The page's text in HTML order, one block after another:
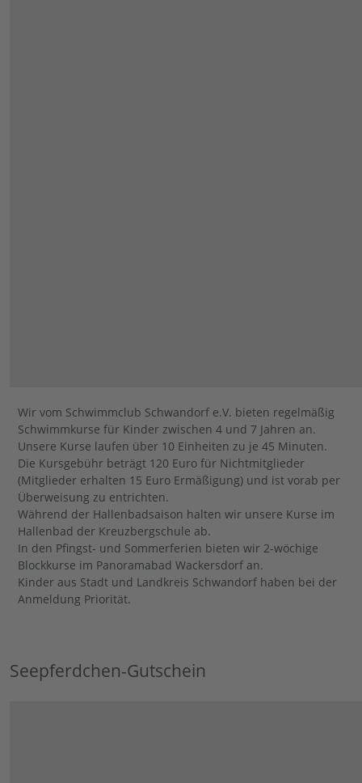
Wir vom Schwimmclub Schwandorf e.V. bieten regelmäßig
Schwimmkurse für Kinder zwischen 4 und 7 Jahren an.
Unsere Kurse laufen über 10 Einheiten zu je 45 Minuten.
Die Kursgebühr beträgt 120 Euro für Nichtmitglieder
(Mitglieder erhalten 15 Euro Ermäßigung) und ist vorab per
Überweisung zu entrichten.
Während der Hallenbadsaison halten wir unsere Kurse im
Hallenbad der Kreuzbergschule ab.
In den Pfingst- und Sommerferien bieten wir 2-wöchige
Blockkurse im Panoramabad Wackersdorf an.
Kinder aus Stadt und Landkreis Schwandorf haben bei der
Anmeldung Priorität.
Seepferdchen-Gutschein